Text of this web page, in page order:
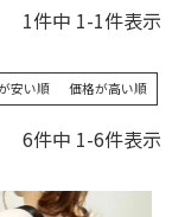
1件中 1-1件表示
安い順 価格が高い順
6件中 1-6件表示